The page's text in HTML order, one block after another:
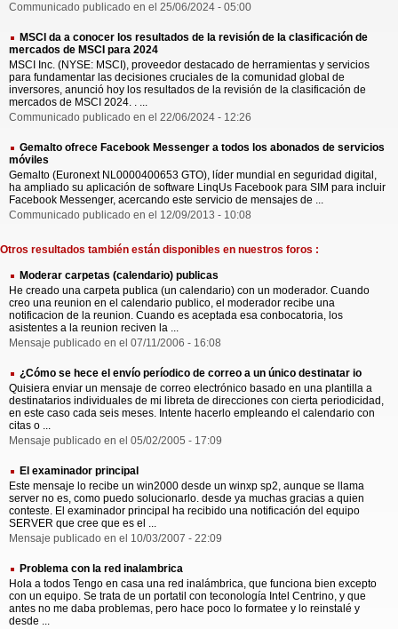
Communicado publicado en el 25/06/2024 - 05:00
MSCI da a conocer los resultados de la revisión de la clasificación de
mercados de MSCI para 2024
MSCI Inc. (NYSE: MSCI), proveedor destacado de herramientas y servicios
para fundamentar las decisiones cruciales de la comunidad global de
inversores, anunció hoy los resultados de la revisión de la clasificación de
mercados de MSCI 2024. . ...
Communicado publicado en el 22/06/2024 - 12:26
Gemalto ofrece Facebook Messenger a todos los abonados de servicios
móviles
Gemalto (Euronext NL0000400653 GTO), líder mundial en seguridad digital,
ha ampliado su aplicación de software LinqUs Facebook para SIM para incluir
Facebook Messenger, acercando este servicio de mensajes de ...
Communicado publicado en el 12/09/2013 - 10:08
Otros resultados también están disponibles en nuestros foros :
Moderar carpetas (calendario) publicas
He creado una carpeta publica (un calendario) con un moderador. Cuando
creo una reunion en el calendario publico, el moderador recibe una
notificacion de la reunion. Cuando es aceptada esa conbocatoria, los
asistentes a la reunion reciven la ...
Mensaje publicado en el 07/11/2006 - 16:08
¿Cómo se hece el envío períodico de correo a un único destinatar io
Quisiera enviar un mensaje de correo electrónico basado en una plantilla a
destinatarios individuales de mi libreta de direcciones con cierta periodicidad,
en este caso cada seis meses. Intente hacerlo empleando el calendario con
citas o ...
Mensaje publicado en el 05/02/2005 - 17:09
El examinador principal
Este mensaje lo recibe un win2000 desde un winxp sp2, aunque se llama
server no es, como puedo solucionarlo. desde ya muchas gracias a quien
conteste. El examinador principal ha recibido una notificación del equipo
SERVER que cree que es el ...
Mensaje publicado en el 10/03/2007 - 22:09
Problema con la red inalambrica
Hola a todos Tengo en casa una red inalámbrica, que funciona bien excepto
con un equipo. Se trata de un portatil con teconología Intel Centrino, y que
antes no me daba problemas, pero hace poco lo formatee y lo reinstalé y
desde ...